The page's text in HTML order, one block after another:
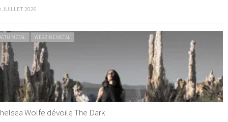
JUILLET 2026
METAL WEBZINE METAL
Wolfe dévoile The Dark